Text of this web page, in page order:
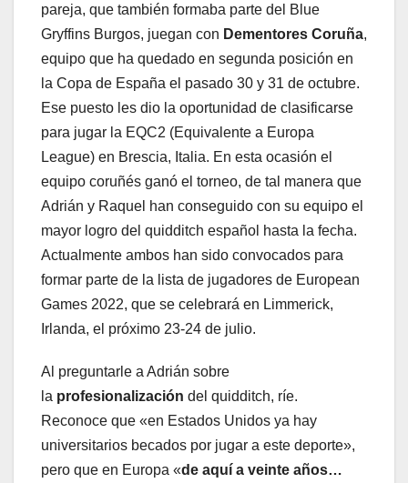
pareja, que también formaba parte del Blue
Gryffins Burgos, juegan con Dementores Coruña,
equipo que ha quedado en segunda posición en
la Copa de España el pasado 30 y 31 de octubre.
Ese puesto les dio la oportunidad de clasificarse
para jugar la EQC2 (Equivalente a Europa
League) en Brescia, Italia. En esta ocasión el
equipo coruñés ganó el torneo, de tal manera que
Adrián y Raquel han conseguido con su equipo el
mayor logro del quidditch español hasta la fecha.
Actualmente ambos han sido convocados para
formar parte de la lista de jugadores de European
Games 2022, que se celebrará en Limmerick,
Irlanda, el próximo 23-24 de julio.
Al preguntarle a Adrián sobre
la profesionalización del quidditch, ríe.
Reconoce que «en Estados Unidos ya hay
universitarios becados por jugar a este deporte»,
pero que en Europa «de aquí a veinte años…